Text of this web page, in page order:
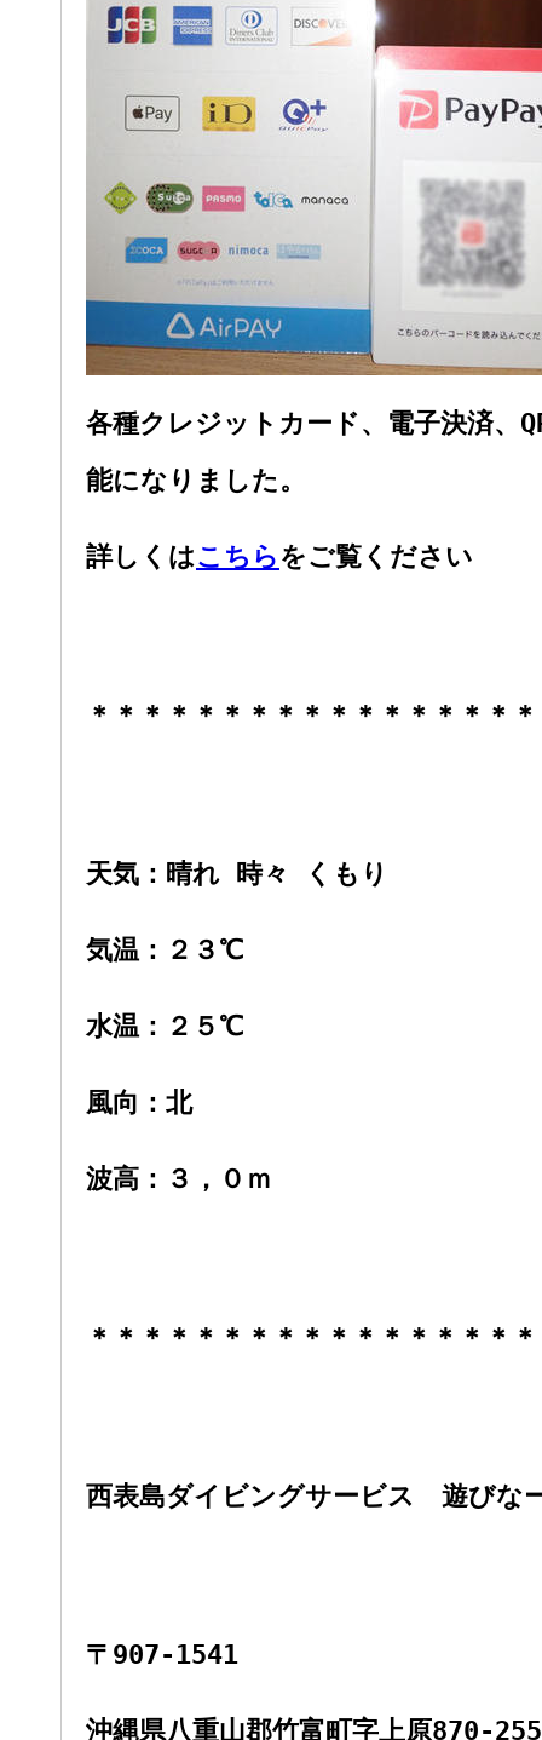
各種クレジットカード、電子決済、
能になりました。
詳しくはこちら をご覧ください
＊＊＊＊＊＊＊＊＊＊＊＊＊＊＊＊
天気：晴れ 時々 くもり
気温：２３℃
水温：２５℃
風向：北
波高：３，０ｍ
＊＊＊＊＊＊＊＊＊＊＊＊＊＊＊＊
西表島ダイビングサービス 遊びな
〒907-1541
沖縄県八重山郡竹富町字上原870-